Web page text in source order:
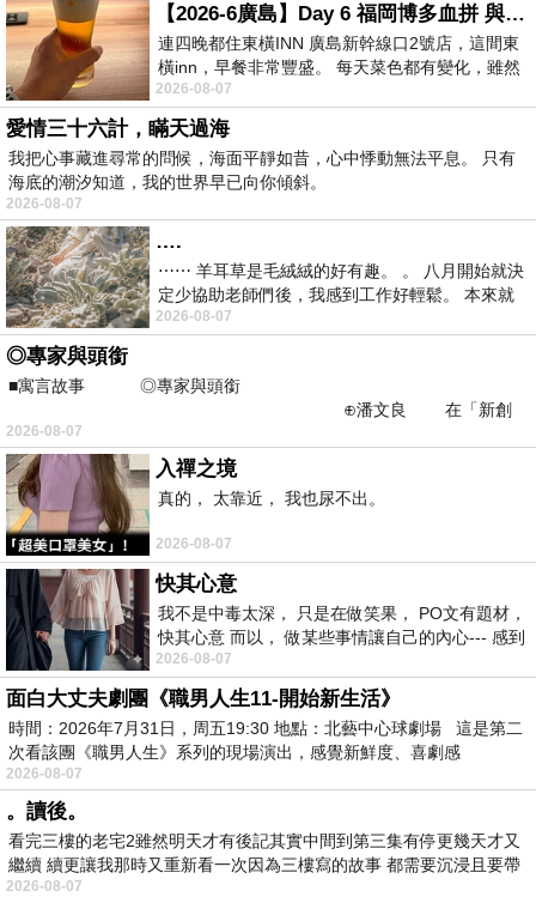
【2026-6廣島】Day 6 福岡博多血拼 與機場接送少年司機深夜對談
連四晚都住東橫INN 廣島新幹線口2號店，這間東
橫inn，早餐非常豐盛。 每天菜色都有變化，雖然
看到工作人員拿出料理包加熱，但
2026-08-07
愛情三十六計，瞞天過海
我把心事藏進尋常的問候，海面平靜如昔，心中悸動無法平息。 只有
海底的潮汐知道，我的世界早已向你傾斜。
2026-08-07
….
⋯⋯ 羊耳草是毛絨絨的好有趣。 。 八月開始就決
定少協助老師們後，我感到工作好輕鬆。 本來就
不是我的工作啊。 真
2026-08-07
◎專家與頭銜
■寓言故事 ◎專家與頭銜
⊕潘文良 在「新創
之谷」裡——
2026-08-07
入禪之境
真的， 太靠近， 我也尿不出。
2026-08-07
快其心意
我不是中毒太深， 只是在做笑果， PO文有題材，
快其心意 而以， 做某些事情讓自己的內心--- 感到
愉快。
2026-08-07
面白大丈夫劇團《職男人生11-開始新生活》
時間：2026年7月31日，周五19:30 地點：北藝中心球劇場 這是第二
次看該團《職男人生》系列的現場演出，感覺新鮮度、喜劇感
2026-08-07
。讀後。
看完三樓的老宅2雖然明天才有後記其實中間到第三集有停更幾天才又
繼續 續更讓我那時又重新看一次因為三樓寫的故事 都需要沉浸且要帶
有
2026-08-07